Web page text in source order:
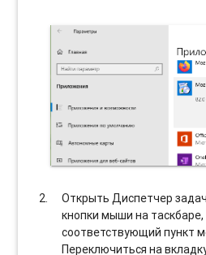
Открыть Диспетчер
кнопки мыши на
соотвeтствующий пункт
Переключиться на